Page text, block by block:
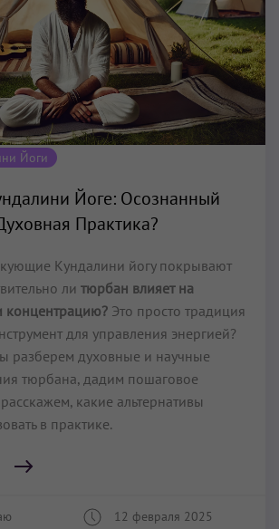
Йоги
Йоге: Осознанный
Практика?
Кундалини йогу покрывают
ли тюрбан влияет на
концентрацию? Это просто традиция
для управления энергией?
разберем духовные и научные
тюрбана, дадим пошаговое
какие альтернативы
в практике.
12 февраля 2025